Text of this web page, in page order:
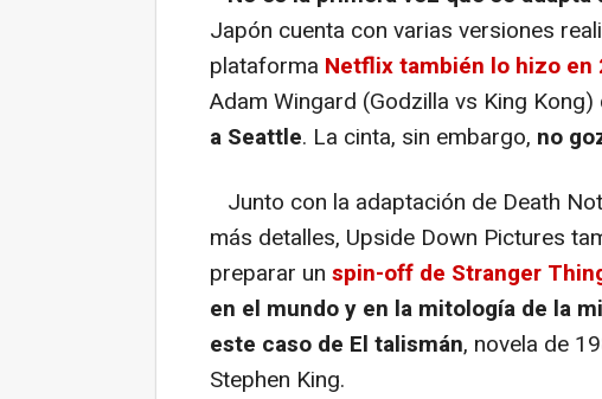
Japón cuenta con varias versiones
plataforma Netflix también lo hizo en
Adam Wingard (Godzilla vs King Kong)
a Seattle. La cinta, sin embargo, no
Junto con la adaptación de Death
más detalles, Upside Down Pictures
preparar un spin-off de Stranger
en el mundo y en la mitología de la
este caso de El talismán, novela de
Stephen King.